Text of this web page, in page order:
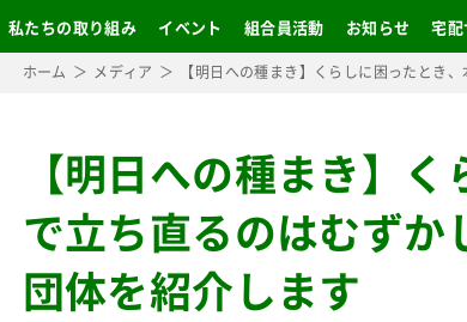
私たちの取り組み イベント 組合員活動 お知らせ 宅配
ホーム メディア 【明日への種まき】くらしに困ったとき
【明日への種まき】
で立ち直るのはむず
団体を紹介します